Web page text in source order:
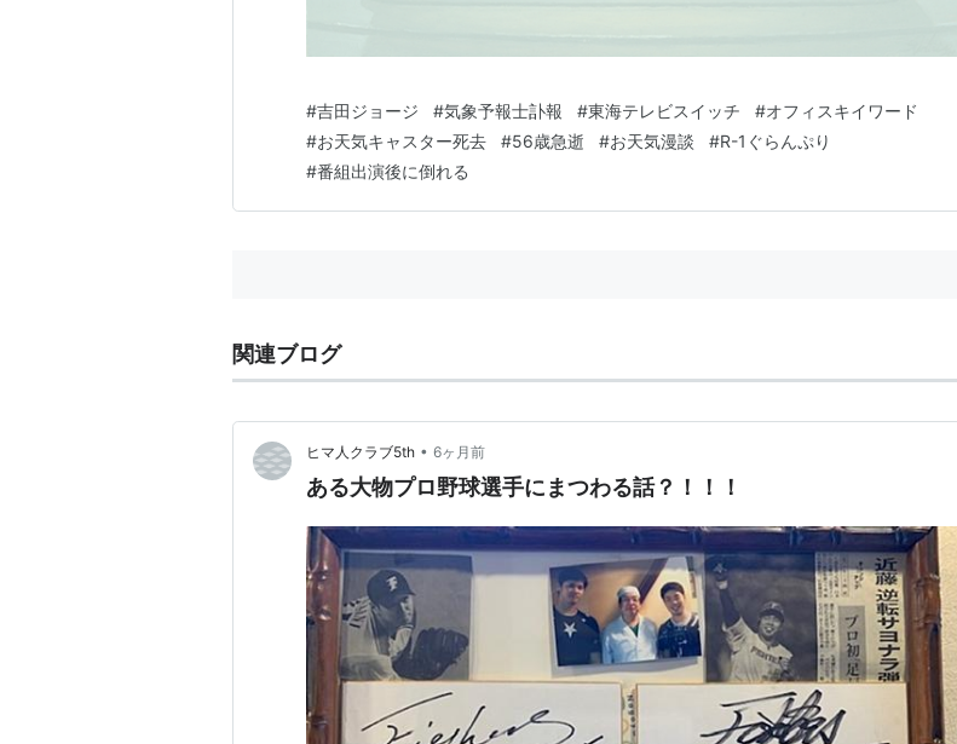
#吉田ジョージ #気象予報士訃報 #東海テレビスイッチ #オフィスキイワード
#お天気キャスター死去 #56歳急逝 #お天気漫談 #R-1ぐらんぷり
#番組出演後に倒れる
関連ブログ
ヒマ人クラブ5th • 6ヶ月前
ある大物プロ野球選手にまつわる話？！！！